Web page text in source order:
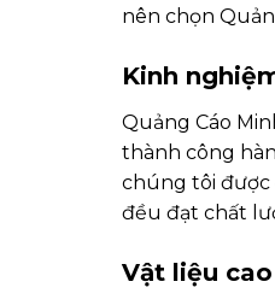
nên chọn
Kinh
Quảng Cáo
thành công
chúng tôi được
đều đạt chất
Vật liệu